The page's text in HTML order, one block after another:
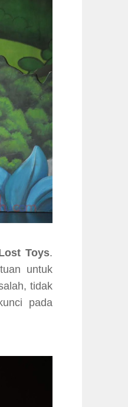
Toys.
untuk
tidak
pada